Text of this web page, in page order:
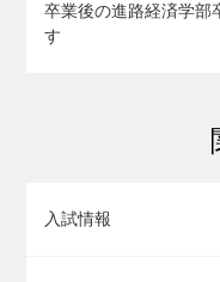
卒業後の進路経済学部
す
入試情報